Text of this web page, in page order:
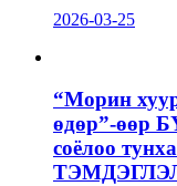
2026-03-25
“Морин
өдөр”-
соёлоо